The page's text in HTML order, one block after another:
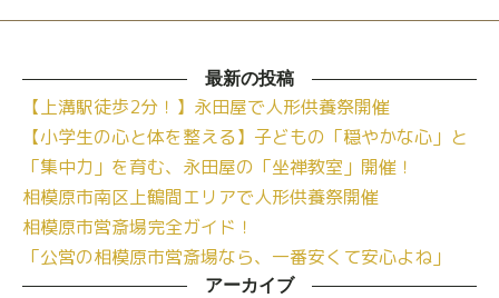
最新の投稿
【上溝駅徒歩2分！】永田屋で人形供養祭開催
【小学生の心と体を整える】子どもの「穏やかな心」と
「集中力」を育む、永田屋の「坐禅教室」開催！
相模原市南区上鶴間エリアで人形供養祭開催
相模原市営斎場完全ガイド！
「公営の相模原市営斎場なら、一番安くて安心よね」
アーカイブ